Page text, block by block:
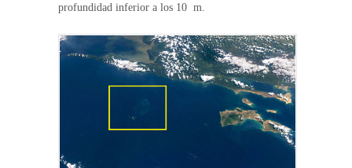
profundidad inferior a los 10 m.